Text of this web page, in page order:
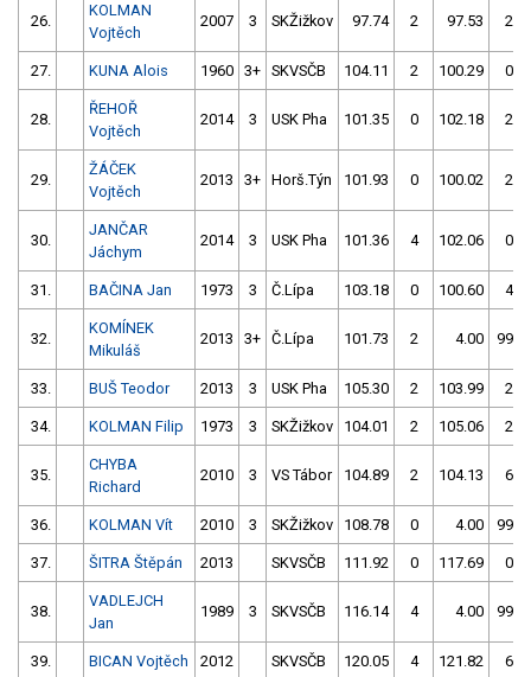
26.
KOLMAN
Vojtěch
2007 3 SKŽižkov 97.74 2 97.53 2
27. KUNA Alois 1960 3+ SKVSČB 104.11 2 100.29 0
28.
ŘEHOŘ
Vojtěch
2014 3 USK Pha 101.35 0 102.18 2
29.
ŽÁČEK
Vojtěch
2013 3+ Horš.Týn 101.93 0 100.02 2
30.
JANČAR
Jáchym
2014 3 USK Pha 101.36 4 102.06 0
31. BAČINA Jan 1973 3 Č.Lípa 103.18 0 100.60 4
32.
KOMÍNEK
Mikuláš
2013 3+ Č.Lípa 101.73 2 4.00 999
33. BUŠ Teodor 2013 3 USK Pha 105.30 2 103.99 2
34. KOLMAN Filip 1973 3 SKŽižkov 104.01 2 105.06 2
35.
CHYBA
Richard
2010 3 VS Tábor 104.89 2 104.13 6
36. KOLMAN Vít 2010 3 SKŽižkov 108.78 0 4.00 999
37. ŠITRA Štěpán 2013 SKVSČB 111.92 0 117.69 0
38.
VADLEJCH
Jan
1989 3 SKVSČB 116.14 4 4.00 999
39. BICAN Vojtěch 2012 SKVSČB 120.05 4 121.82 6